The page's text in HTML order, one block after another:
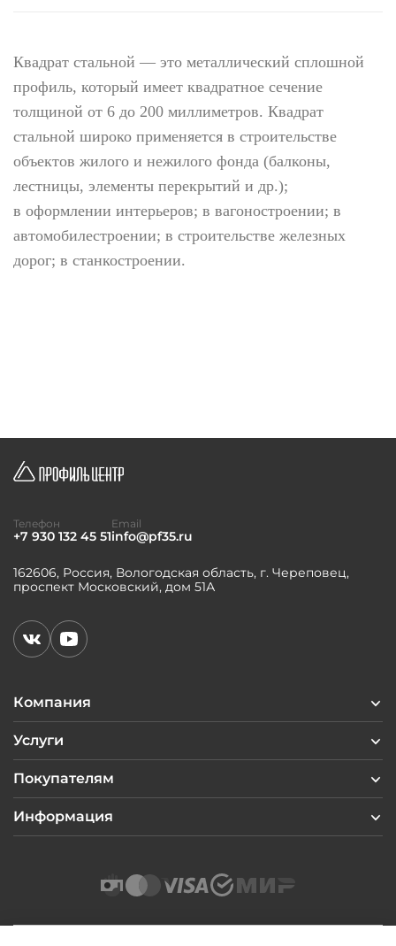
Квадрат стальной — это металлический сплошной
профиль, который имеет квадратное сечение
толщиной от 6 до 200 миллиметров. Квадрат
стальной широко применяется в строительстве
объектов жилого и нежилого фонда (балконы,
лестницы, элементы перекрытий и др.);
в оформлении интерьеров; в вагоностроении; в
автомобилестроении; в строительстве железных
дорог; в станкостроении.
Компания
Услуги
Покупателям
Информация
162606, Россия, Вологодская область, г. Череповец,
проспект Московский, дом 51А
Телефон
+7 930 132 45 51
Email
info@pf35.ru